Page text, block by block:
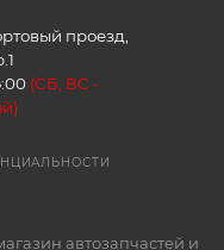
проезд,
(СБ, ВС -
автозапчастей и